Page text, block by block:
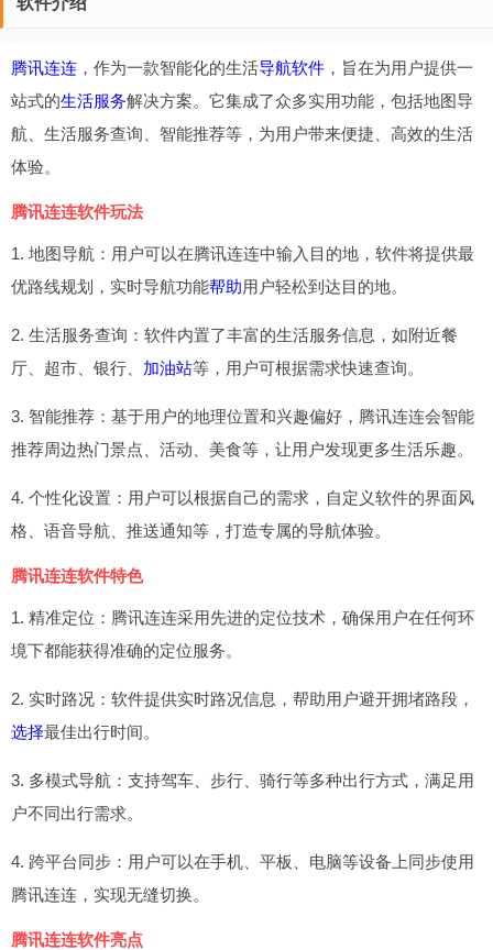
腾讯连连 ，作为一款智能化的生活导航软件 ，旨在为用户提供一
站式的生活服务解决方案。它集成了众多实用功能，包括地图导
航、生活服务查询、智能推荐等，为用户带来便捷、高效的生活
体验。
腾讯连连软件玩法
1. 地图导航：用户可以在腾讯连连中输入目的地，软件将提供最
优路线规划，实时导航功能帮助用户轻松到达目的地。
2. 生活服务查询：软件内置了丰富的生活服务信息，如附近餐
厅、超市、银行、 加油站等，用户可根据需求快速查询。
3. 智能推荐：基于用户的地理位置和兴趣偏好，腾讯连连会智能
推荐周边热门景点、活动、美食等，让用户发现更多生活乐趣。
4. 个性化设置：用户可以根据自己的需求，自定义软件的界面风
格、语音导航、推送通知等，打造专属的导航体验。
腾讯连连软件特色
1. 精准定位：腾讯连连采用先进的定位技术，确保用户在任何环
境下都能获得准确的定位服务。
2. 实时路况：软件提供实时路况信息，帮助用户避开拥堵路段，
选择最佳出行时间。
3. 多模式导航：支持驾车、步行、骑行等多种出行方式，满足用
户不同出行需求。
4. 跨平台同步：用户可以在手机、平板、电脑等设备上同步使用
腾讯连连，实现无缝切换。
腾讯连连软件亮点